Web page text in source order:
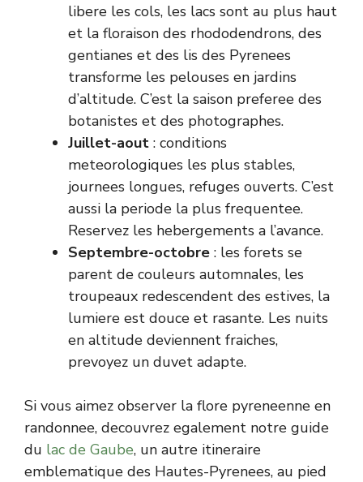
libere les cols, les lacs sont au plus haut
et la floraison des rhododendrons, des
gentianes et des lis des Pyrenees
transforme les pelouses en jardins
d’altitude. C’est la saison preferee des
botanistes et des photographes.
Juillet-aout : conditions
meteorologiques les plus stables,
journees longues, refuges ouverts. C’est
aussi la periode la plus frequentee.
Reservez les hebergements a l’avance.
Septembre-octobre : les forets se
parent de couleurs automnales, les
troupeaux redescendent des estives, la
lumiere est douce et rasante. Les nuits
en altitude deviennent fraiches,
prevoyez un duvet adapte.
Si vous aimez observer la flore pyreneenne en
randonnee, decouvrez egalement notre guide
du lac de Gaube, un autre itineraire
emblematique des Hautes-Pyrenees, au pied